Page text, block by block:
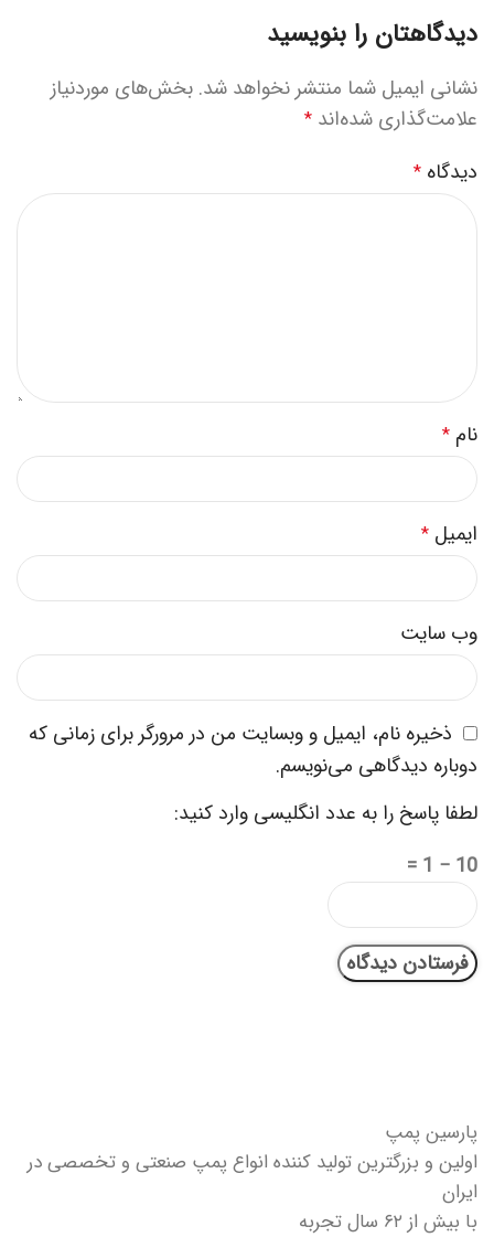
دیدگاهتان را بنویسید
نشانی ایمیل شما منتشر نخواهد شد. بخش‌های موردنیاز
علامت‌گذاری شده‌اند *
دیدگاه *
نام *
ایمیل *
وب‌ سایت
ذخیره نام، ایمیل و وبسایت من در مرورگر برای زمانی که
دوباره دیدگاهی می‌نویسم.
لطفا پاسخ را به عدد انگلیسی وارد کنید:
10 − 1 =
پارسین پمپ
اولین و بزرگترین تولید کننده انواع پمپ صنعتی و تخصصی در
ایران
با بیش از ۶۲ سال تجربه